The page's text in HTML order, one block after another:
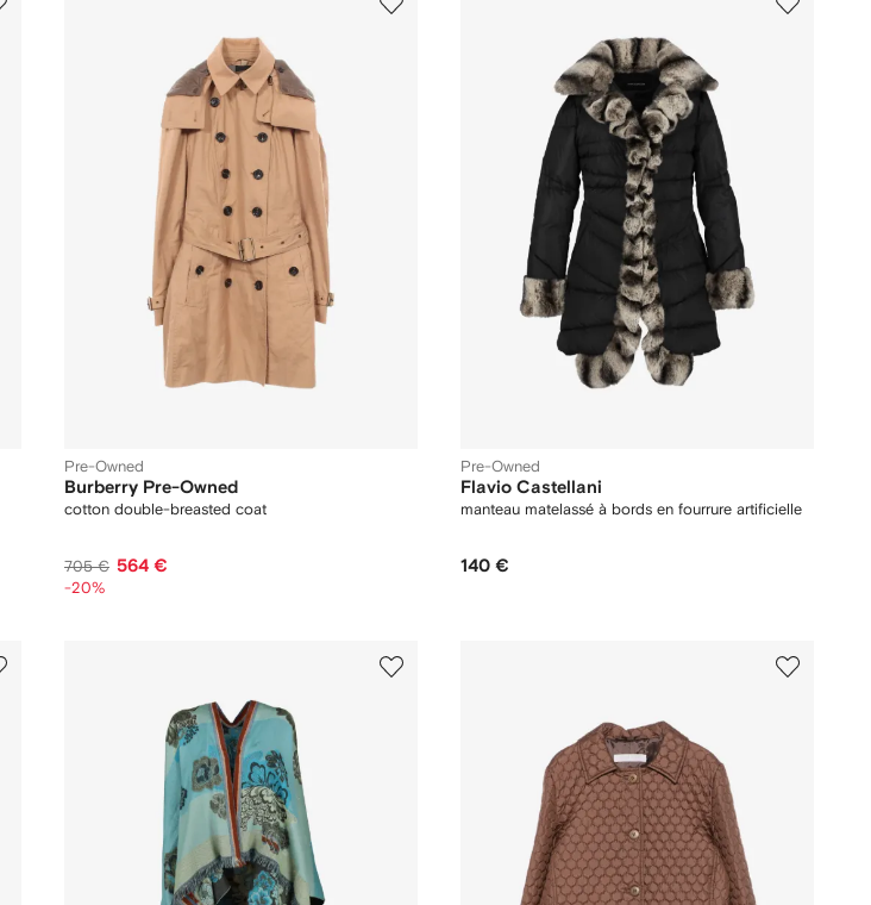
Pre-Owned
Burberry Pre-Owned
cotton double-breasted coat
705 € 564 €
-20%
Pre-Owned
Flavio Castellani
manteau matelassé à bords en fourrure artificielle
140 €